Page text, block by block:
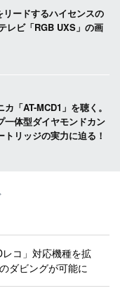
ードするハイセンスの
レビ「RGB UXS」の画
「AT-MCD1」を聴く。
一体型ダイヤモンドカン
リッジの実力に迫る！
コ」対応機種を拡
ダビングが可能に